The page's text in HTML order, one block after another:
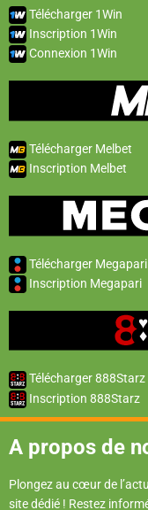
Télécharger 1Win
Inscription 1Win
Connexion 1Win
Télécharger Melbet
Inscription Melbet
Télécharger Megapari
Inscription Megapari
Télécharger 888Starz
Inscription 888Starz
A propos de
Plongez au cœur de
site dédié ! Restez